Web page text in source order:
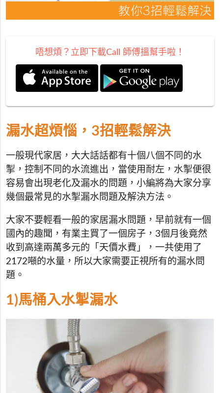
唔想煩？立即下載Call 師傅搵幫手啦！
漏水超煩惱，3招輕鬆解決
一般現代家居，大大話話都有十個八個不同的水
掣，控制不同的水流進出，當使用耐左，水掣便很
容易會出現老化及漏水的問題，小編將為大家分享
幾個最常見的水掣漏水問題及解決方法。
大家不要輕看一般的家居漏水問題，早前就有一個
國內的趣聞，有業主買了一個房子，3個月後竟然
收到高達兩萬多元的「天價水費」，一共使用了
2172噸的水量，所以大家需要正視所有的漏水問
題。
1)馬桶入水掣漏水